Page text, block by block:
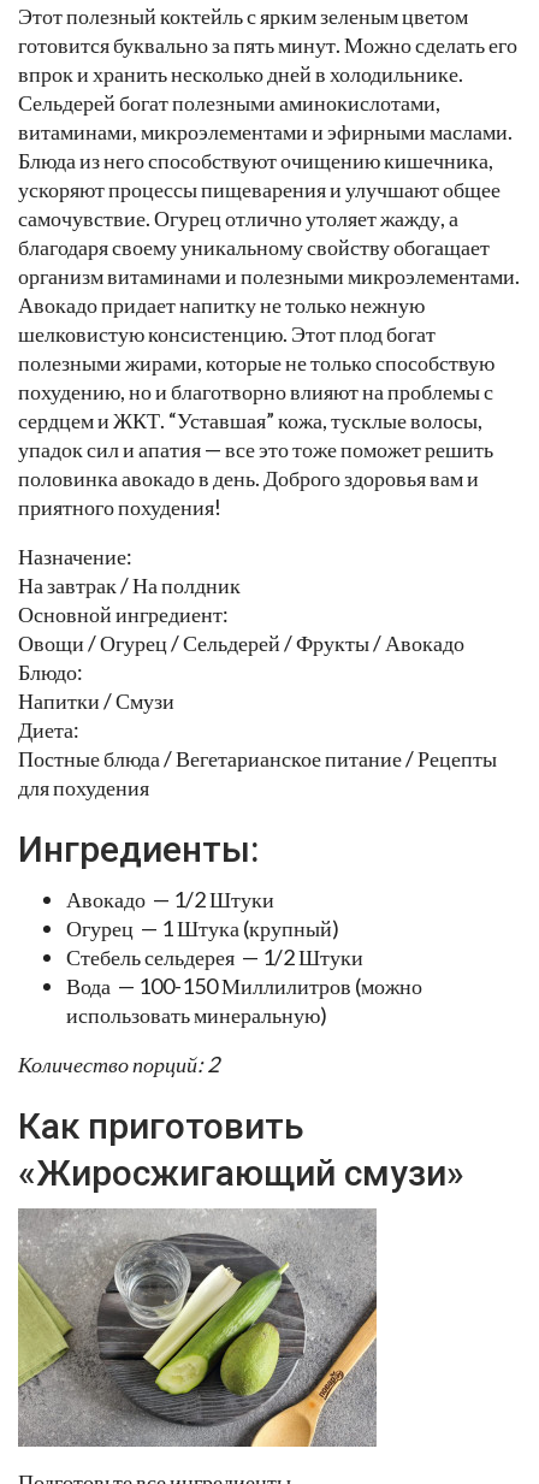
Этот полезный коктейль с ярким зеленым цветом
готовится буквально за пять минут. Можно сделать его
впрок и хранить несколько дней в холодильнике.
Сельдерей богат полезными аминокислотами,
витаминами, микроэлементами и эфирными маслами.
Блюда из него способствуют очищению кишечника,
ускоряют процессы пищеварения и улучшают общее
самочувствие. Огурец отлично утоляет жажду, а
благодаря своему уникальному свойству обогащает
организм витаминами и полезными микроэлементами.
Авокадо придает напитку не только нежную
шелковистую консистенцию. Этот плод богат
полезными жирами, которые не только способствую
похудению, но и благотворно влияют на проблемы с
сердцем и ЖКТ. “Уставшая” кожа, тусклые волосы,
упадок сил и апатия — все это тоже поможет решить
половинка авокадо в день. Доброго здоровья вам и
приятного похудения!
Назначение:
На завтрак / На полдник
Основной ингредиент:
Овощи / Огурец / Сельдерей / Фрукты / Авокадо
Блюдо:
Напитки / Смузи
Диета:
Постные блюда / Вегетарианское питание / Рецепты
для похудения
Ингредиенты:
Авокадо — 1/2 Штуки
Огурец — 1 Штука (крупный)
Стебель сельдерея — 1/2 Штуки
Вода — 100-150 Миллилитров (можно
использовать минеральную)
Количество порций: 2
Как приготовить
«Жиросжигающий смузи»